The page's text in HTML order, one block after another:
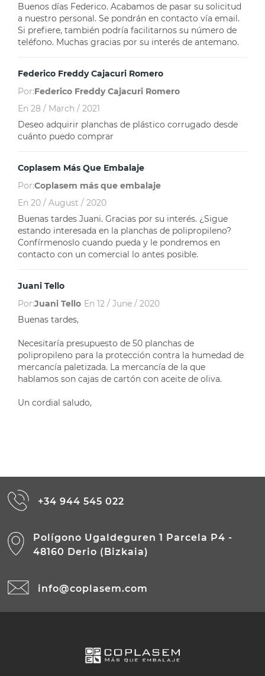
Buenos días Federico. Acabamos de pasar su solicitud
a nuestro personal. Se pondrán en contacto vía email.
Si prefiere, también podría facilitarnos su número de
teléfono. Muchas gracias por su interés de antemano.
Federico Freddy Cajacuri Romero
Por:Federico Freddy Cajacuri Romero
En 28 / March / 2021
Deseo adquirir planchas de plástico corrugado desde
cuánto puedo comprar
Coplasem Más Que Embalaje
Por:Coplasem más que embalaje
En 20 / August / 2020
Buenas tardes Juani. Gracias por su interés. ¿Sigue
estando interesada en la planchas de polipropileno?
Confírmenoslo cuando pueda y le pondremos en
contacto con un comercial lo antes posible.
Juani Tello
Por:Juani Tello En 12 / June / 2020
Buenas tardes,
Necesitaría presupuesto de 50 planchas de
polipropileno para la protección contra la humedad de
mercancía paletizada. La mercancía de la que
hablamos son cajas de cartón con aceite de oliva.
Un cordial saludo,
+34 944 545 022
Polígono Ugaldeguren 1 Parcela P4 -
48160 Derio (Bizkaia)
info@coplasem.com